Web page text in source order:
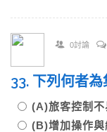
0討論
33. 下列何者
(A)旅客控制不
(B)增加操作與